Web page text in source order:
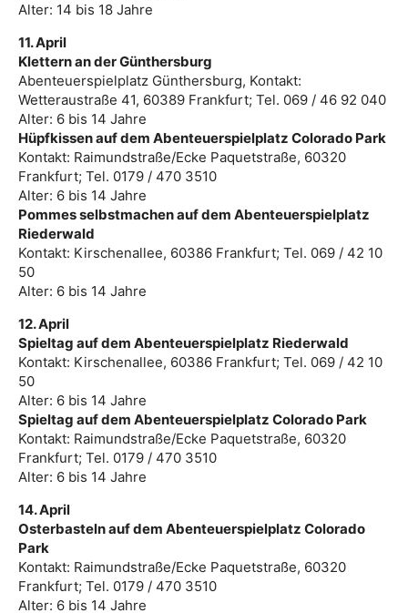
Alter: 14 bis 18 Jahre
11. April
Klettern an der Günthersburg
Abenteuerspielplatz Günthersburg, Kontakt:
Wetteraustraße 41, 60389 Frankfurt; Tel. 069 / 46 92 040
Alter: 6 bis 14 Jahre
Hüpfkissen auf dem Abenteuerspielplatz Colorado Park
Kontakt: Raimundstraße/Ecke Paquetstraße, 60320
Frankfurt; Tel. 0179 / 470 3510
Alter: 6 bis 14 Jahre
Pommes selbstmachen auf dem Abenteuerspielplatz
Riederwald
Kontakt: Kirschenallee, 60386 Frankfurt; Tel. 069 / 42 10
50
Alter: 6 bis 14 Jahre
12. April
Spieltag auf dem Abenteuerspielplatz Riederwald
Kontakt: Kirschenallee, 60386 Frankfurt; Tel. 069 / 42 10
50
Alter: 6 bis 14 Jahre
Spieltag auf dem Abenteuerspielplatz Colorado Park
Kontakt: Raimundstraße/Ecke Paquetstraße, 60320
Frankfurt; Tel. 0179 / 470 3510
Alter: 6 bis 14 Jahre
14. April
Osterbasteln auf dem Abenteuerspielplatz Colorado
Park
Kontakt: Raimundstraße/Ecke Paquetstraße, 60320
Frankfurt; Tel. 0179 / 470 3510
Alter: 6 bis 14 Jahre